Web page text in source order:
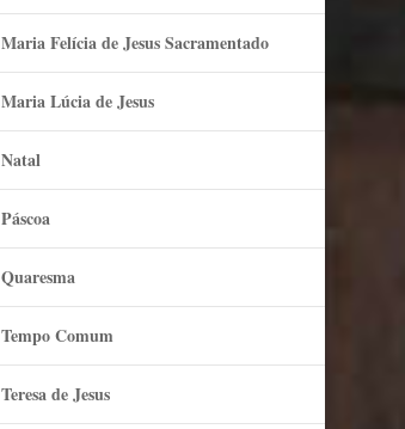
Maria Felí­cia de Jesus Sacramentado
Maria Lúcia de Jesus
Natal
Páscoa
Quaresma
Tempo Comum
Teresa de Jesus